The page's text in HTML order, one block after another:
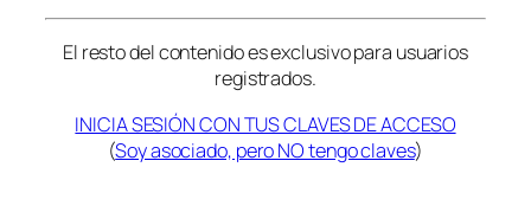
El resto del contenido es exclusivo para usuarios
registrados.
INICIA SESIÓN CON TUS CLAVES DE ACCESO
(Soy asociado, pero NO tengo claves)